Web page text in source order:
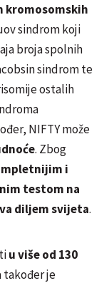
kromosomskih
sindrom koji
broja spolnih
sindrom te
ostalih
NIFTY može
. Zbog
i
testom na
diljem svijeta.
u više od 130
također je